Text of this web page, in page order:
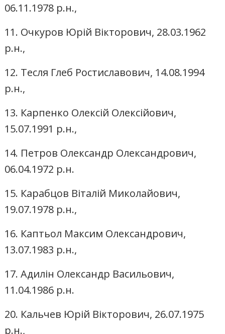
06.11.1978 р.н.,
11. Очкуров Юрій Вікторович, 28.03.1962
р.н.,
12. Тесля Глеб Ростиславович, 14.08.1994
р.н.,
13. Карпенко Олексій Олексійович,
15.07.1991 р.н.,
14. Петров Олександр Олександрович,
06.04.1972 р.н.
15. Карабцов Віталій Миколайович,
19.07.1978 р.н.,
16. Каптьол Максим Олександрович,
13.07.1983 р.н.,
17. Адилін Олександр Васильович,
11.04.1986 р.н.
20. Кальчев Юрій Вікторович, 26.07.1975
р.н.,